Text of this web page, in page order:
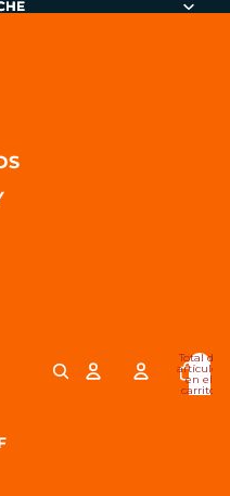
Total de
artículos
en el
carrito: